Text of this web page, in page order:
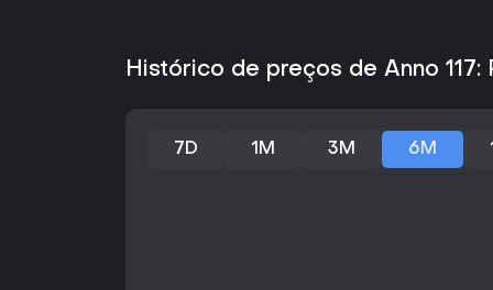
Histórico de preços de Anno
7D 1M 3M 6M